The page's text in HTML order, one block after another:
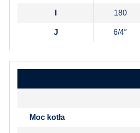
180
J 6/4″
Moc kotła